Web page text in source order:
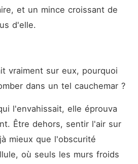
et un mince croissant de
d'elle.
vraiment sur eux, pourquoi
dans un tel cauchemar ?
l'envahissait, elle éprouva
Être dehors, sentir l'air sur
mieux que l'obscurité
où seuls les murs froids